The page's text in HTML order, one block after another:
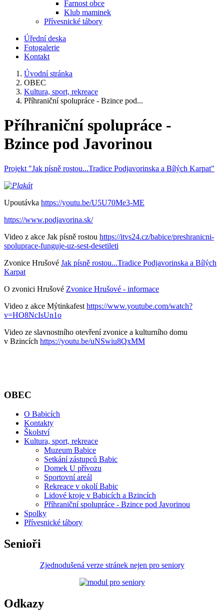
Farnost obce
Klub maminek
Přívesnické tábory
Úřední deska
Fotogalerie
Kontakt
Úvodní stránka
OBEC
Kultura, sport, rekreace
Příhraniční spolupráce - Bzince pod...
Příhraniční spolupráce -
Bzince pod Javorinou
Projekt "Jak písně rostou...Tradice Podjavorinska a Bílých Karpat"
Upoutávka https://youtu.be/U5U70Me3-ME
https://www.podjavorina.sk/
Video z akce Jak písně rostou https://itvs24.cz/babice/preshranicni-
spoluprace-funguje-uz-sest-desetileti
Zvonice Hrušové Jak písně rostou...Tradice Podjavorinska a Bílých
Karpat
O zvonici Hrušové Zvonice Hrušové - informace
Video z akce Mýtinkafest https://www.youtube.com/watch?
v=HO8NcIsUn1o
Video ze slavnostního otevření zvonice a kulturního domu
v Bzincích https://youtu.be/uNSwiu8QxMM
OBEC
O Babicích
Kontakty
Školství
Kultura, sport, rekreace
Muzeum Babice
Setkání zástupců Babic
Domek U přívozu
Sportovní areál
Rekreace v okolí Babic
Lidové kroje v Babicích a Bzincích
Příhraniční spolupráce - Bzince pod Javorinou
Spolky
Přívesnické tábory
Senioři
Zjednodušená verze stránek nejen pro seniory
Odkazy